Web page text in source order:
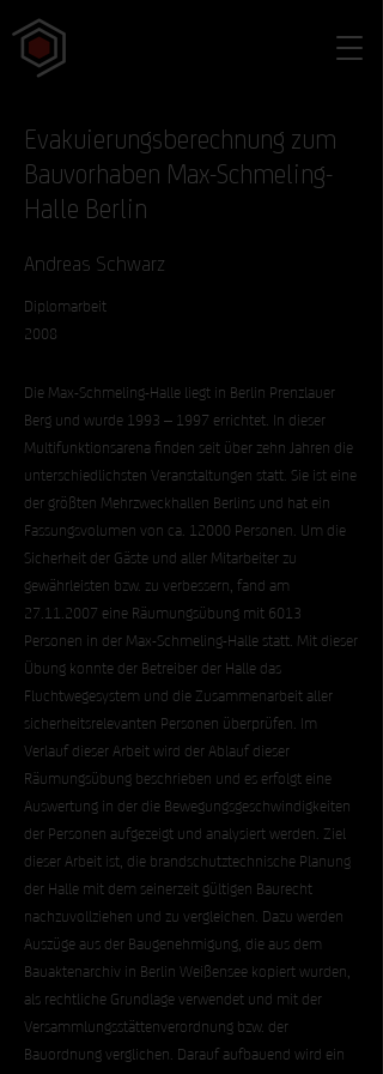
Evakuierungsberechnung zum
Bauvorhaben Max-Schmeling-
Halle Berlin
Andreas Schwarz
Diplomarbeit
2008
Die Max-Schmeling-Halle liegt in Berlin Prenzlauer
Berg und wurde 1993 – 1997 errichtet. In dieser
Multifunktionsarena finden seit über zehn Jahren die
unterschiedlichsten Veranstaltungen statt. Sie ist eine
der größten Mehrzweckhallen Berlins und hat ein
Fassungsvolumen von ca. 12000 Personen. Um die
Sicherheit der Gäste und aller Mitarbeiter zu
gewährleisten bzw. zu verbessern, fand am
27.11.2007 eine Räumungsübung mit 6013
Personen in der Max-Schmeling-Halle statt. Mit dieser
Übung konnte der Betreiber der Halle das
Fluchtwegesystem und die Zusammenarbeit aller
sicherheitsrelevanten Personen überprüfen. Im
Verlauf dieser Arbeit wird der Ablauf dieser
Räumungsübung beschrieben und es erfolgt eine
Auswertung in der die Bewegungsgeschwindigkeiten
der Personen aufgezeigt und analysiert werden. Ziel
dieser Arbeit ist, die brandschutztechnische Planung
der Halle mit dem seinerzeit gültigen Baurecht
nachzuvollziehen und zu vergleichen. Dazu werden
Auszüge aus der Baugenehmigung, die aus dem
Bauaktenarchiv in Berlin Weißensee kopiert wurden,
als rechtliche Grundlage verwendet und mit der
Versammlungsstättenverordnung bzw. der
Bauordnung verglichen. Darauf aufbauend wird ein